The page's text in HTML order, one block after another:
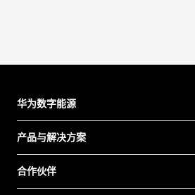
华为数字能源
产品与解决方案
合作伙伴